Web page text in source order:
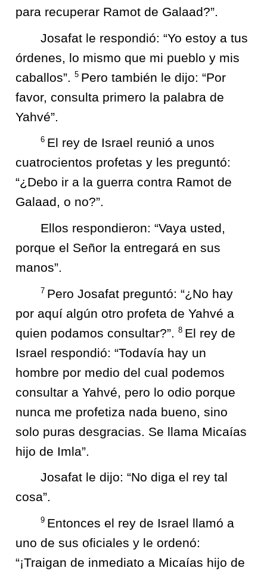
para recuperar Ramot de Galaad?”.
Josafat le respondió: “Yo estoy a tus
órdenes, lo mismo que mi pueblo y mis
caballos”. 5 Pero también le dijo: “Por
favor, consulta primero la palabra de
Yahvé”.
6 El rey de Israel reunió a unos
cuatrocientos profetas y les preguntó:
“¿Debo ir a la guerra contra Ramot de
Galaad, o no?”.
Ellos respondieron: “Vaya usted,
porque el Señor la entregará en sus
manos”.
7 Pero Josafat preguntó: “¿No hay
por aquí algún otro profeta de Yahvé a
quien podamos consultar?”.
8 El rey de
Israel respondió: “Todavía hay un
hombre por medio del cual podemos
consultar a Yahvé, pero lo odio porque
nunca me profetiza nada bueno, sino
solo puras desgracias. Se llama Micaías
hijo de Imla”.
Josafat le dijo: “No diga el rey tal
cosa”.
9 Entonces el rey de Israel llamó a
uno de sus oficiales y le ordenó:
“¡Traigan de inmediato a Micaías hijo de